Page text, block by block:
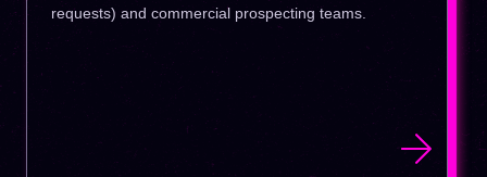
requests) and commercial prospecting teams.